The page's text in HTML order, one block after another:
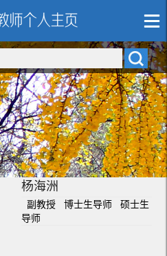
杨海洲
副教授 博士生导师 硕士生
导师